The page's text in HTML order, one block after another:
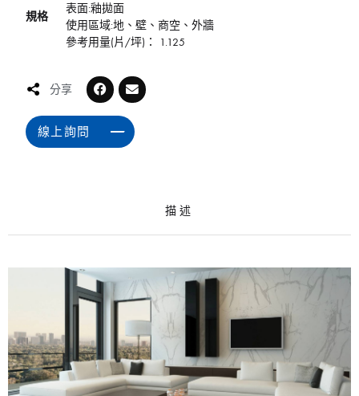
規格
表面:釉拋面
使用區域:地、壁、商空、外牆
參考用量(片/坪)： 1.125
分享
線上詢問
描述